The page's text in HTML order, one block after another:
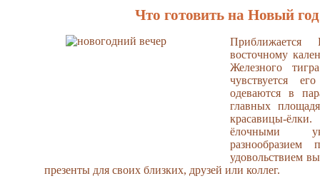
Что готовить на Новый
восточному
Железного
чувствуется
одеваются в
главных
красавицы-
ёлочными
удовольствием
презенты для своих близких, друзей или коллег.